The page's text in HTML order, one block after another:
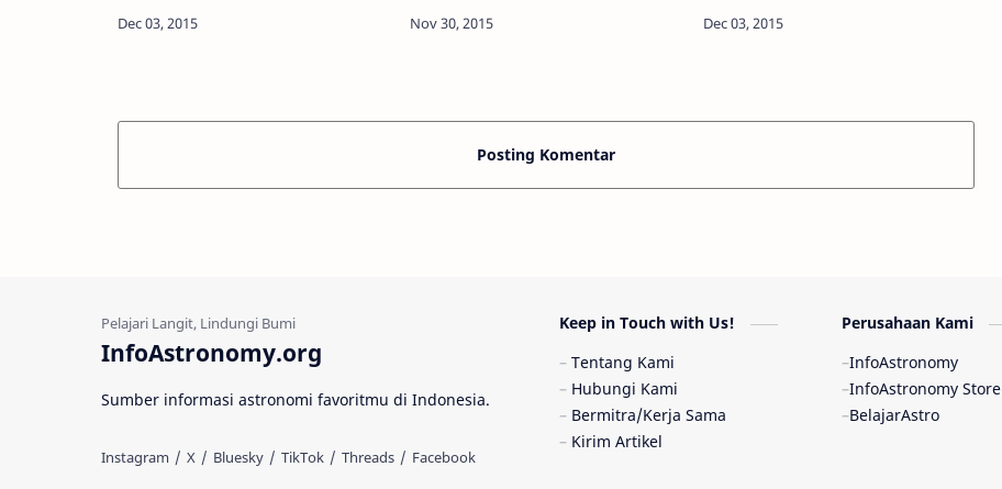
Microwave Background Radiation
University of Potsdam telah berhasil
langsung percaya begitu saja saat
Posting Komentar
InfoAstronomy.org
Sumber informasi astronomi favoritmu di Indonesia.
Keep in Touch with Us!
Tentang Kami
Hubungi Kami
Bermitra/Kerja Sama
Kirim Artikel
Perusahaan Kami
InfoAstronomy
InfoAstronomy Store
BelajarAstro